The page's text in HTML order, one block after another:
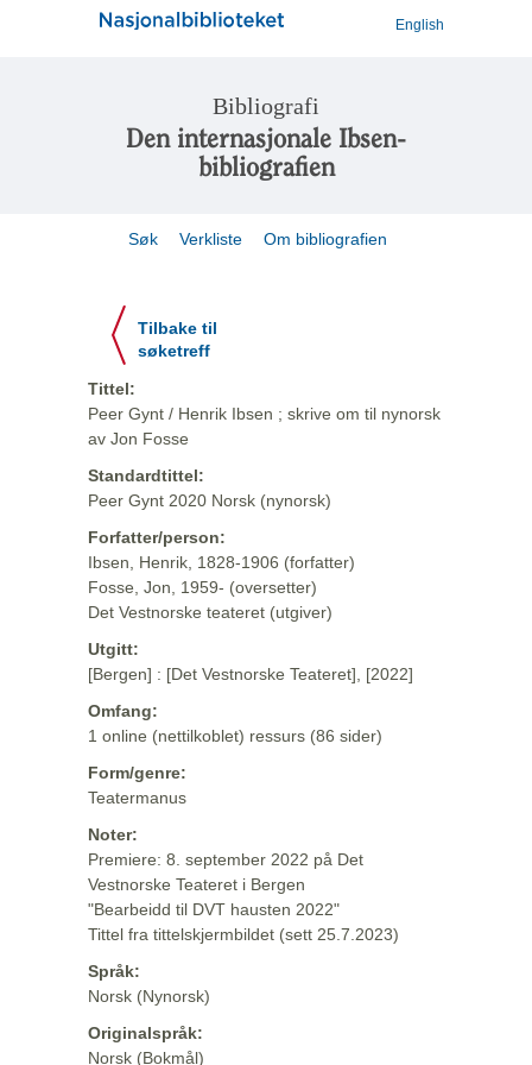
English
Bibliografi
Den internasjonale Ibsen-
bibliografien
Søk Verkliste Om bibliografien
Tilbake til
søketreff
Tittel:
Peer Gynt / Henrik Ibsen ; skrive om til nynorsk
av Jon Fosse
Standardtittel:
Peer Gynt 2020 Norsk (nynorsk)
Forfatter/person:
Ibsen, Henrik, 1828-1906 (forfatter)
Fosse, Jon, 1959- (oversetter)
Det Vestnorske teateret (utgiver)
Utgitt:
[Bergen] : [Det Vestnorske Teateret], [2022]
Omfang:
1 online (nettilkoblet) ressurs (86 sider)
Form/genre:
Teatermanus
Noter:
Premiere: 8. september 2022 på Det
Vestnorske Teateret i Bergen
"Bearbeidd til DVT hausten 2022"
Tittel fra tittelskjermbildet (sett 25.7.2023)
Språk:
Norsk (Nynorsk)
Originalspråk:
Norsk (Bokmål)